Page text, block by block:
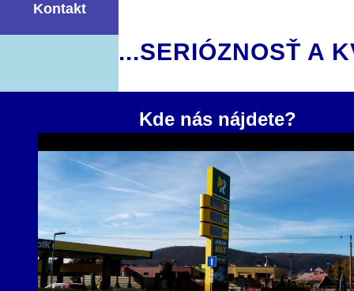
Kontakt
...SERIÓZNOSŤ A
Kde nás nájdete?